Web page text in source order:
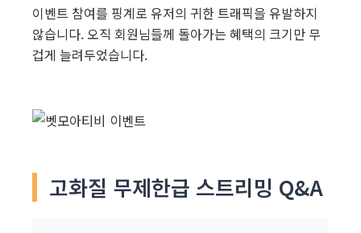
이벤트 참여를 핑계로 유저의 귀한 트래픽을 유발하지
않습니다. 오직 회원님들께 돌아가는 혜택의 크기만 무
겁게 늘려두었습니다.
고화질 무제한급 스트리밍 Q&A